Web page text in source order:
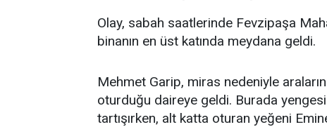
Olay, sabah saatlerinde Fevzipaşa
binanın en üst katında meydana geldi.
Mehmet Garip, miras nedeniyle
oturduğu daireye geldi. Burada
tartışırken, alt katta oturan yeğeni